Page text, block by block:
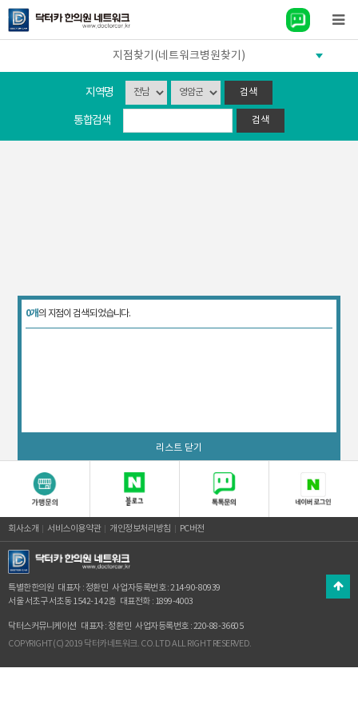
지점찾기(네트워크병원찾기)
지역명
통합검색
0개의 지점이 검색 되었습니다.
리스트 닫기
회사소개 서비스이용약관 개인정보처리방침 PC버전
특별한한의원 대표자 : 정환민 사업자등록번호 : 214-90-80939
서울 서초구 서초동 1542-14 2층 대표전화 : 1899-4003
닥터스커뮤니케이션 대표자 : 정환민 사업자등록번호 : 220-88-36605
COPYRIGHT(C) 2019 닥터카네트워크. CO.LTD ALL RIGHT RESERVED.